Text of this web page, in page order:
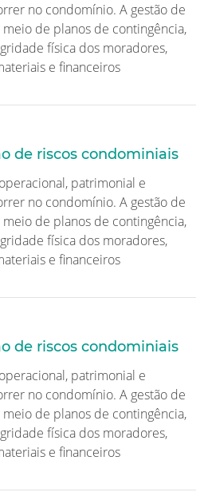
no condomínio. A gestão de
de planos de contingência,
física dos moradores,
e financeiros
de riscos condominiais
patrimonial e
no condomínio. A gestão de
de planos de contingência,
física dos moradores,
e financeiros
de riscos condominiais
patrimonial e
no condomínio. A gestão de
de planos de contingência,
física dos moradores,
e financeiros